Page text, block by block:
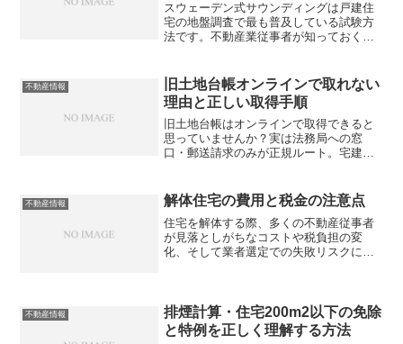
スウェーデン式サウンディングは戸建住
宅の地盤調査で最も普及している試験方
法です。不動産業従事者が知っておくべ
瑕疵保険加入に必須のこの調査を理解し
ていますか？
不動産情報
旧土地台帳オンラインで取れない
理由と正しい取得手順
旧土地台帳はオンラインで取得できると
思っていませんか？実は法務局への窓
口・郵送請求のみが正規ルート。宅建事
不動産情報 解体住宅の費用と税金の注意点
住宅を解体する際、多くの不動産従事者
が見落としがちなコストや税負担の変
化、そして業者選定での失敗リスクにつ
あなたは本当にすべて把握しています
か？
不動産情報
排煙計算・住宅200m2以下の免除
と特例を正しく理解する方法